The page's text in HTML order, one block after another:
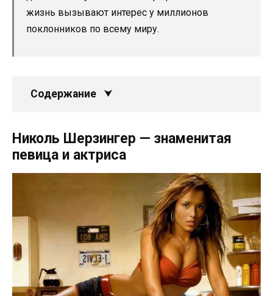
жизнь вызывают интерес у миллионов
поклонников по всему миру.
Содержание
Николь Шерзингер — знаменитая
певица и актриса